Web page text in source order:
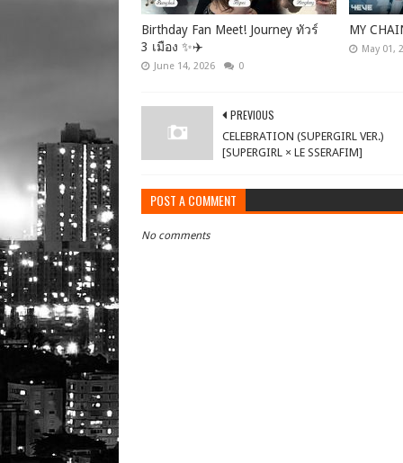
Birthday Fan Meet! Journey ทัวร์
3 เมือง ✨✈️
June 14, 2026 0
MY
May 01,
PREVIOUS
CELEBRATION (SUPERGIRL VER.)
[SUPERGIRL × LE SSERAFIM]
POST A COMMENT
No comments